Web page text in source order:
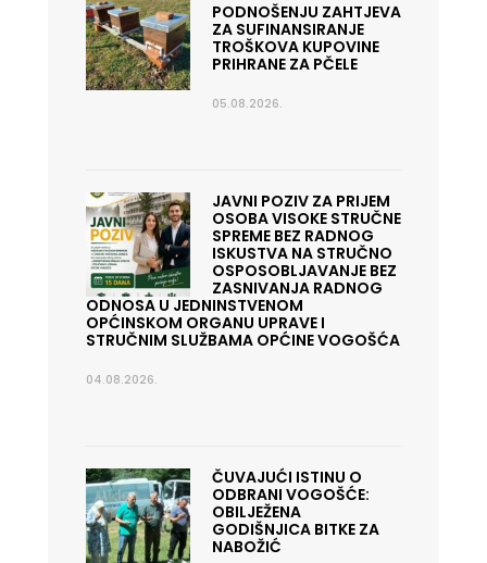
PODNOŠENJU ZAHTJEVA
ZA SUFINANSIRANJE
TROŠKOVA KUPOVINE
PRIHRANE ZA PČELE
05.08.2026.
JAVNI POZIV ZA PRIJEM
OSOBA VISOKE STRUČNE
SPREME BEZ RADNOG
ISKUSTVA NA STRUČNO
OSPOSOBLJAVANJE BEZ
ZASNIVANJA RADNOG
ODNOSA U JEDNINSTVENOM
OPĆINSKOM ORGANU UPRAVE I
STRUČNIM SLUŽBAMA OPĆINE VOGOŠĆA
04.08.2026.
ČUVAJUĆI ISTINU O
ODBRANI VOGOŠĆE:
OBILJEŽENA
GODIŠNJICA BITKE ZA
NABOŽIĆ